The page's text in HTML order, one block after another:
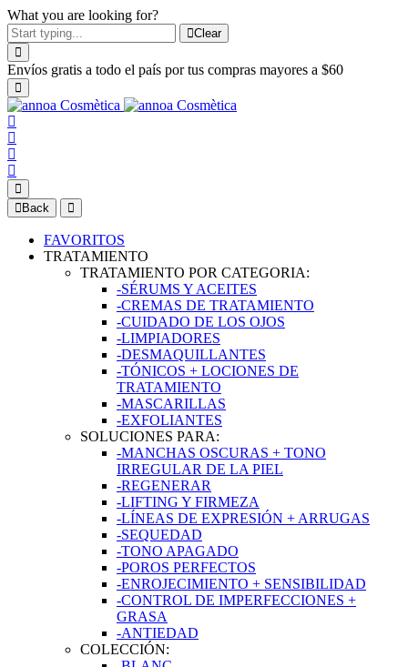
What you are looking for?
Clear
Envíos gratis a todo el país por tus compras mayores a $60
Back
FAVORITOS
TRATAMIENTO
TRATAMIENTO POR CATEGORIA:
-SÉRUMS Y ACEITES
-CREMAS DE TRATAMIENTO
-CUIDADO DE LOS OJOS
-LIMPIADORES
-DESMAQUILLANTES
-TÓNICOS + LOCIONES DE
TRATAMIENTO
-MASCARILLAS
-EXFOLIANTES
SOLUCIONES PARA:
-MANCHAS OSCURAS + TONO
IRREGULAR DE LA PIEL
-REGENERAR
-LIFTING Y FIRMEZA
-LÍNEAS DE EXPRESIÓN + ARRUGAS
-SEQUEDAD
-TONO APAGADO
-POROS PERFECTOS
-ENROJECIMIENTO + SENSIBILIDAD
-CONTROL DE IMPERFECCIONES +
GRASA
-ANTIEDAD
COLECCIÓN: